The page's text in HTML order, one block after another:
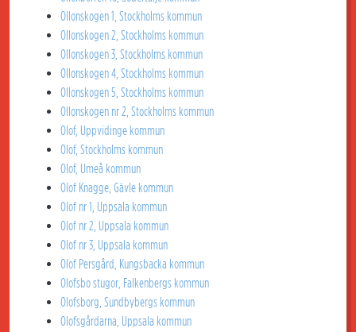
Ollonskogen 1, Stockholms kommun
Ollonskogen 2, Stockholms kommun
Ollonskogen 3, Stockholms kommun
Ollonskogen 4, Stockholms kommun
Ollonskogen 5, Stockholms kommun
Ollonskogen nr 2, Stockholms kommun
Olof, Uppvidinge kommun
Olof, Stockholms kommun
Olof, Umeå kommun
Olof Knagge, Gävle kommun
Olof nr 1, Uppsala kommun
Olof nr 2, Uppsala kommun
Olof nr 3, Uppsala kommun
Olof Persgård, Kungsbacka kommun
Olofsbo stugor, Falkenbergs kommun
Olofsborg, Sundbybergs kommun
Olofsgårdarna, Uppsala kommun